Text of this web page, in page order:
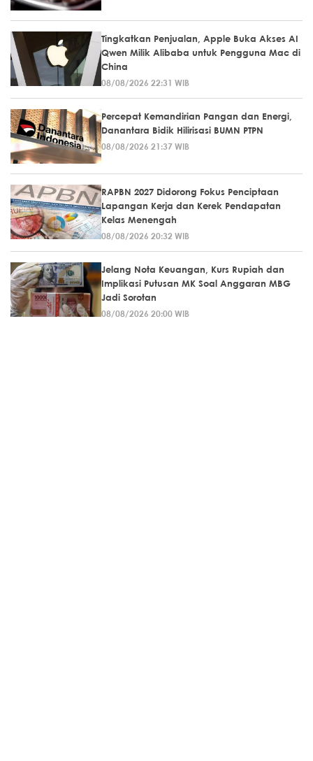
Tingkatkan Penjualan, Apple Buka Akses AI
Qwen Milik Alibaba untuk Pengguna Mac di
China
08/08/2026 22:31 WIB
Percepat Kemandirian Pangan dan Energi,
Danantara Bidik Hilirisasi BUMN PTPN
08/08/2026 21:37 WIB
RAPBN 2027 Didorong Fokus Penciptaan
Lapangan Kerja dan Kerek Pendapatan
Kelas Menengah
08/08/2026 20:32 WIB
Jelang Nota Keuangan, Kurs Rupiah dan
Implikasi Putusan MK Soal Anggaran MBG
Jadi Sorotan
08/08/2026 20:00 WIB